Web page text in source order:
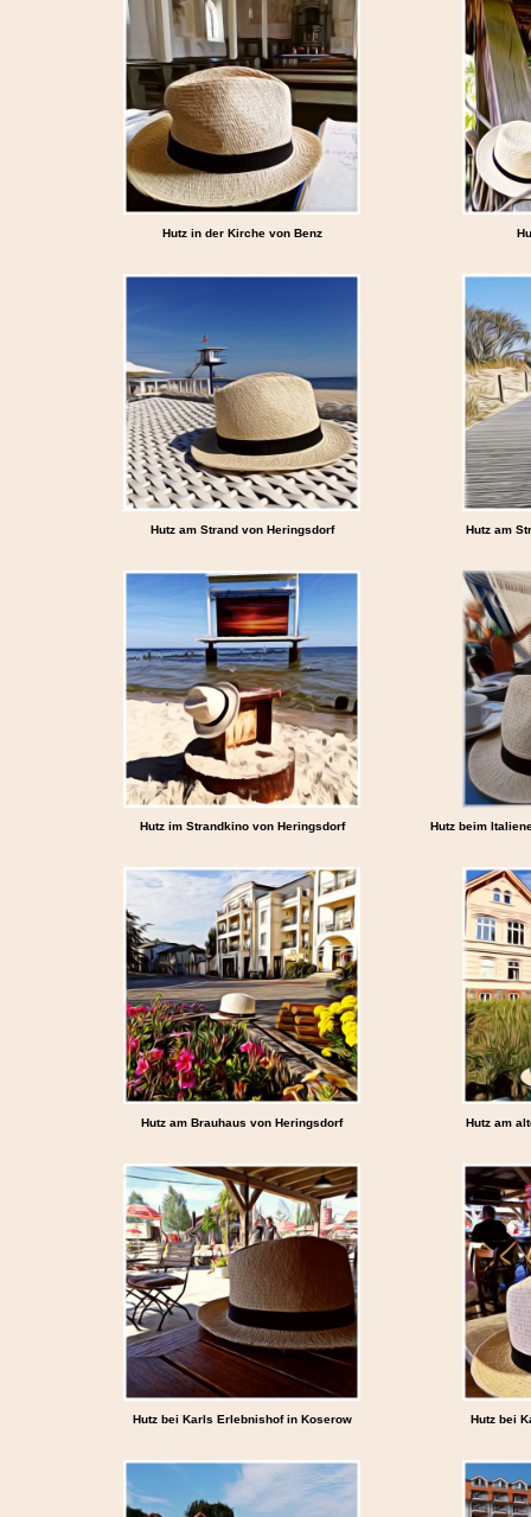
Hutz in der Kirche von Benz
Hutz am Strand von Heringsdorf Hutz am
Hutz im Strandkino von Heringsdorf Hutz beim
Hutz am Brauhaus von Heringsdorf Hutz am
Hutz bei Karls Erlebnishof in Koserow Hutz bei